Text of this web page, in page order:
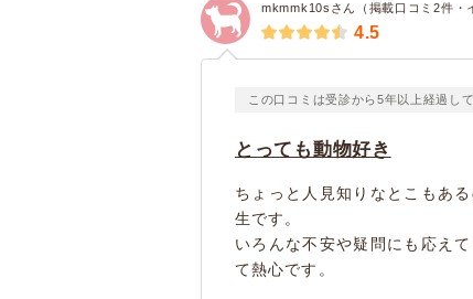
mkmmk10sさん（掲載口コミ2件・
4.5
この口コミは受診から5年以上経過して
とっても動物好き
ちょっと人見知りなとこもあ
生です。
いろんな不安や疑問にも応え
て熱心です。